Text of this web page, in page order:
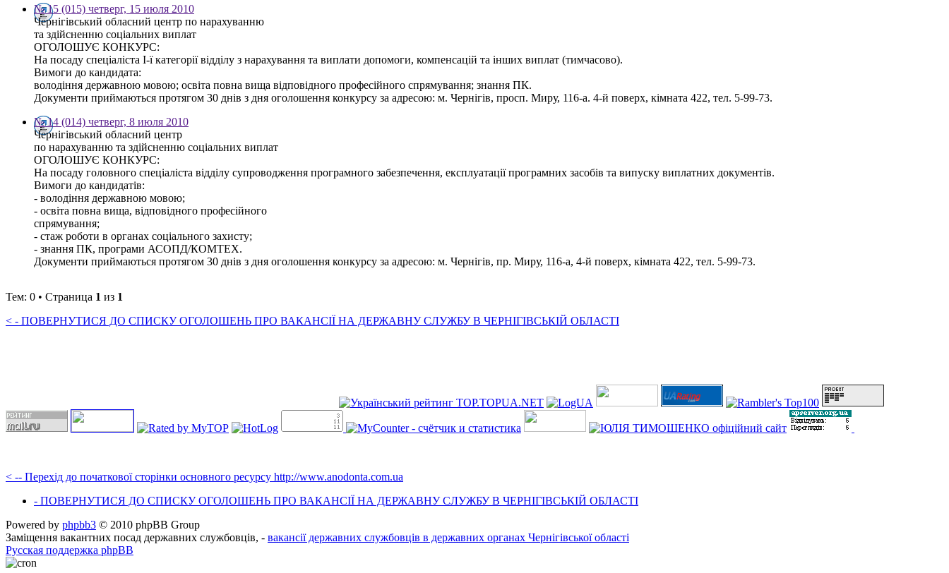
№ 15 (015) четверг, 15 июля 2010
Чернігівський обласний центр по нарахуванню
та здійсненню соціальних виплат
ОГОЛОШУЄ КОНКУРС:
На посаду спеціаліста І-ї категорії відділу з нарахування та виплати допомоги, компенсацій та інших виплат (тимчасово).
Вимоги до кандидата:
володіння державною мовою; освіта повна вища відповідного професійного спрямування; знання ПК.
Документи приймаються протягом 30 днів з дня оголошення конкурсу за адресою: м. Чернігів, просп. Миру, 116-а. 4-й поверх, кімната 422, тел. 5-99-73.
№ 14 (014) четверг, 8 июля 2010
Чернігівський обласний центр
по нарахуванню та здійсненню соціальних виплат
ОГОЛОШУЄ КОНКУРС:
На посаду головного спеціаліста відділу супроводження програмного забезпечення, експлуатації програмних засобів та випуску виплатних документів.
Вимоги до кандидатів:
- володіння державною мовою;
- освіта повна вища, відповідного професійного
спрямування;
- стаж роботи в органах соціального захисту;
- знання ПК, програми АСОПД/КОМТЕХ.
Документи приймаються протягом 30 днів з дня оголошення конкурсу за адресою: м. Чернігів, пр. Миру, 116-а, 4-й поверх, кімната 422, тел. 5-99-73.
Тем: 0 • Страница 1 из 1
< - ПОВЕРНУТИСЯ ДО СПИСКУ ОГОЛОШЕНЬ ПРО ВАКАНСІЇ НА ДЕРЖАВНУ СЛУЖБУ В ЧЕРНІГІВСЬКІЙ ОБЛАСТІ
< -- Перехід до початкової сторінки основного ресурсу http://www.anodonta.com.ua
- ПОВЕРНУТИСЯ ДО СПИСКУ ОГОЛОШЕНЬ ПРО ВАКАНСІЇ НА ДЕРЖАВНУ СЛУЖБУ В ЧЕРНІГІВСЬКІЙ ОБЛАСТІ
Powered by phpbb3 © 2010 phpBB Group
Заміщення вакантних посад державних службовців, - вакансії державних службовців в державних органах Чернігівської області
Русская поддержка phpBB